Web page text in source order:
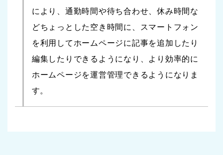
により、通勤時間や待ち合わせ、休み時間な
どちょっとした空き時間に、スマートフォン
を利用してホームページに記事を追加したり
編集したりできるようになり、より効率的に
ホームページを運営管理できるようになりま
す。